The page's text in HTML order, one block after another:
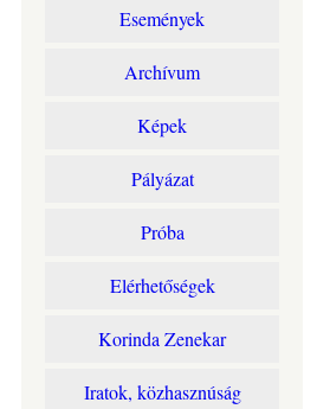
Események
Archívum
Képek
Pályázat
Próba
Elérhetőségek
Korinda Zenekar
Iratok, közhasznúság